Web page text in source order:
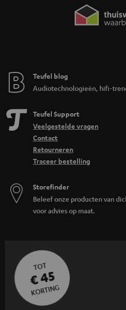
Teufel blog
Audiotechnologieën, hifi-
Teufel Support
Veelgestelde vragen
Contact
Retourneren
Traceer bestelling
Storefinder
Beleef onze producten van
voor advies op maat.
TOT
€ 45
KORTING